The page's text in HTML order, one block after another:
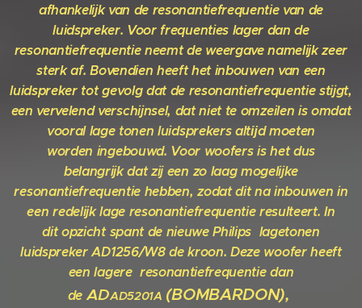
afhankelijk van de resonantiefrequentie van de
luidspreker. Voor frequenties lager dande
resonantiefrequentie neemt de weergave namelijk zeer
sterk af.Bovendien heeft het inbouwen van een
luidspreker tot gevolg dat de resonantiefrequentie stijgt,
een vervelend verschijnsel, dat niet te omzeilen is omdat
vooral lage tonenluidsprekers altĳd moeten
worden ingebouwd. Voor woofers is het dus
belangrijkdat zij een zo laag mogelijke
resonantiefrequentie hebben, zodat ditna inbouwen in
een redelijk lage resonantiefrequentie resulteert. In
ditopzicht spant de nieuwe Philips lagetonen
luidspreker AD1256/W8de kroon. Deze woofer heeft
eenlagere resonantiefrequentiedan
de ADAD5201A (BOMBARDON),